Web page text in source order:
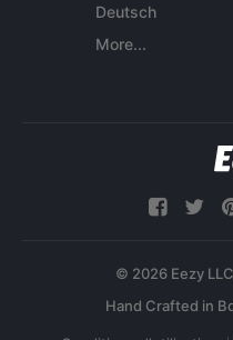
Deutsch
More...
© 2026 Eezy